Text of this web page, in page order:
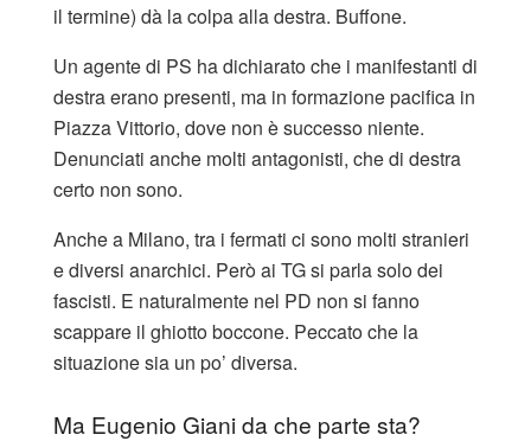
il termine) dà la colpa alla destra. Buffone.
Un agente di PS ha dichiarato che i manifestanti di
destra erano presenti, ma in formazione pacifica in
Piazza Vittorio, dove non è successo niente.
Denunciati anche molti antagonisti, che di destra
certo non sono.
Anche a Milano, tra i fermati ci sono molti stranieri
e diversi anarchici. Però ai TG si parla solo dei
fascisti. E naturalmente nel PD non si fanno
scappare il ghiotto boccone. Peccato che la
situazione sia un po’ diversa.
Ma Eugenio Giani da che parte sta?